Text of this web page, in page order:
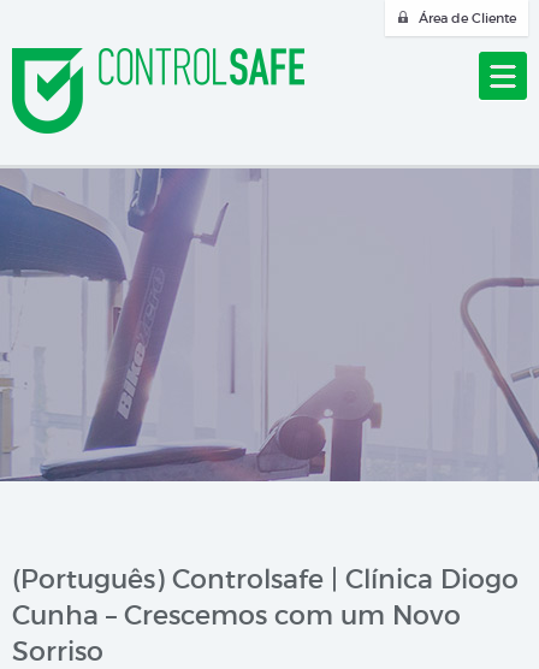
Área de Cliente
(Português) Controlsafe | Clínica Diogo
Cunha – Crescemos com um Novo
Sorriso